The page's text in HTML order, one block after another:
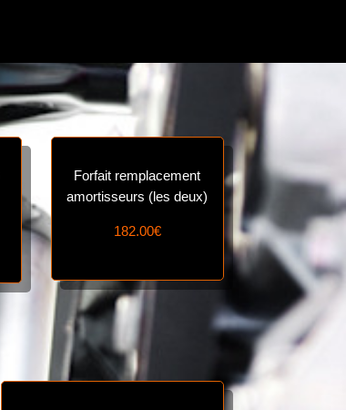
Forfait remplacement
amortisseurs (les deux)
182.00€